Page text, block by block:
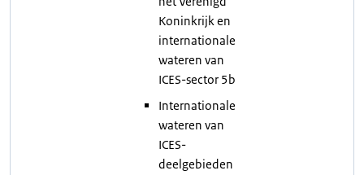
Koninkrijk en
internationale
wateren van
ICES-sector 5b
Internationale
wateren van
ICES-
deelgebieden